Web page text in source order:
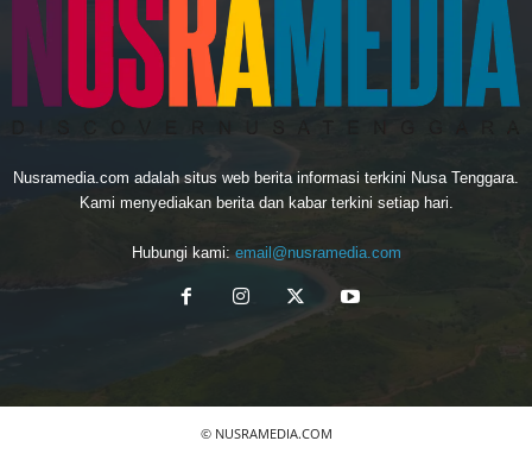
Nusramedia.com adalah situs web berita informasi terkini Nusa Tenggara.
Kami menyediakan berita dan kabar terkini setiap hari.
Hubungi kami: email@nusramedia.com
© NUSRAMEDIA.COM